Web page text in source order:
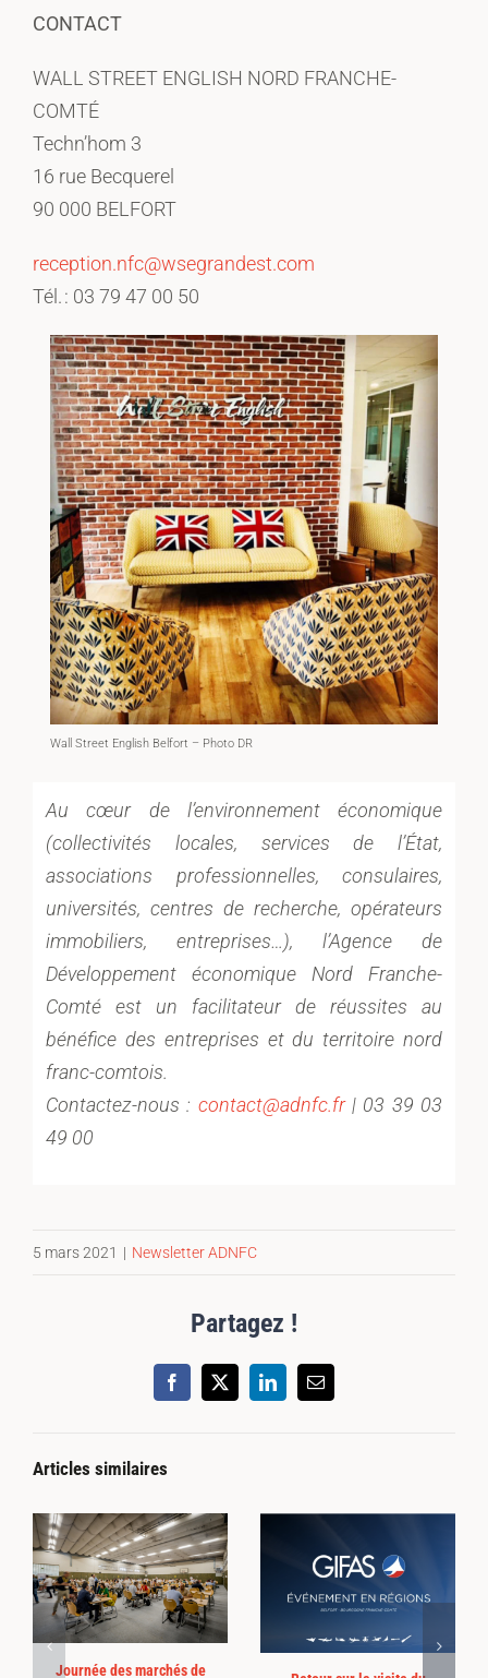
CONTACT
WALL STREET ENGLISH NORD FRANCHE-
COMTÉ
Techn’hom 3
16 rue Becquerel
90 000 BELFORT
reception.nfc@wsegrandest.com
Tél. : 03 79 47 00 50
Wall Street English Belfort – Photo DR
Au cœur de l’environnement économique
(collectivités locales, services de l’État,
associations professionnelles, consulaires,
universités, centres de recherche, opérateurs
immobiliers, entreprises…), l’Agence de
Développement économique Nord Franche-
Comté est un facilitateur de réussites au
bénéfice des entreprises et du territoire nord
franc-comtois.
Contactez-nous : contact@adnfc.fr| 03 39 03
49 00
5 mars 2021 | Newsletter ADNFC
Partagez !
Facebook
X LinkedInEmail
Articles similaires
Journée des marchés de